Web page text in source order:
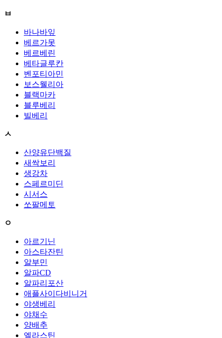
ㅂ
바나바잎
베르가못
베르베린
베타글루칸
벤포티아민
보스웰리아
블랙마카
블루베리
빌베리
ㅅ
산양유단백질
새싹보리
생강차
스페르미딘
시서스
쏘팔메토
ㅇ
아르기닌
아스타잔틴
알부민
알파CD
알파리포산
애플사이다비니거
야생베리
야채수
양배추
엘라스틴